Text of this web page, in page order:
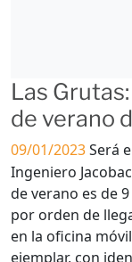
Las
de verano
09/01/2023Será
Ingeniero
de verano es de
por orden de
en la oficina
ejemplar, con